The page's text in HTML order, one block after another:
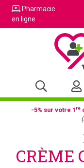
Pharmacie
en ligne
-5% sur votre 1re
CRÈME